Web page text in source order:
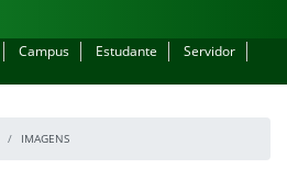
Campus Estudante
Servidor
IMAGENS